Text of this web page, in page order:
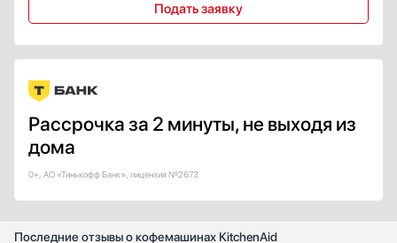
Дисплей
Есть
LCD
Цветной
Показать все
Дизайн-линия
Подать заявку
Рассрочка за 2 минуты, не выходя из
дома
0+, АО «Тинькофф Банк», лицензия №2673
Последние отзывы о кофемашинах KitchenAid